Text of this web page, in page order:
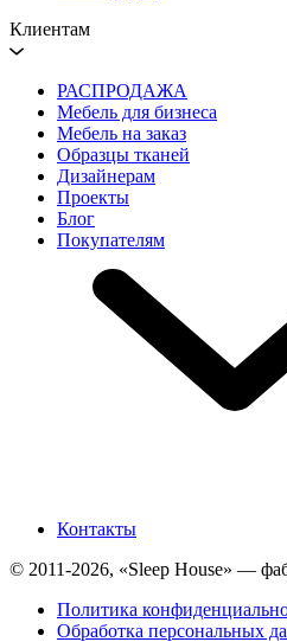
Клиентам
РАСПРОДАЖА
Мебель для бизнеса
Мебель на заказ
Образцы тканей
Дизайнерам
Проекты
Блог
Покупателям
Контакты
© 2011-2026, «Sleep House» —
Политика
Обработка персональных